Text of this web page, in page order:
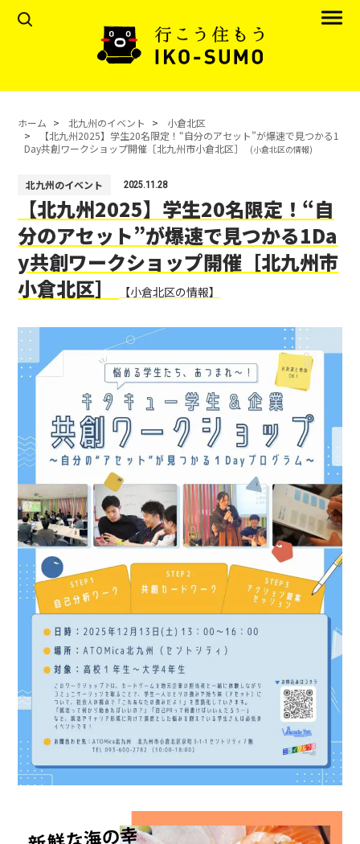
ホーム 北九州のイベント
小倉北区
【北九州2025】学生20名限定！“自分のアセット”が爆速で見つかる1
Day共創ワークショップ開催［北九州市小倉北区］
(小倉北区の情報)
北九州のイベント 2025.11.28
【北九州2025】学生20名限定！“自
分のアセット”が爆速で見つかる1Da
y共創ワークショップ開催［北九州市
小倉北区］
【小倉北区の情報】